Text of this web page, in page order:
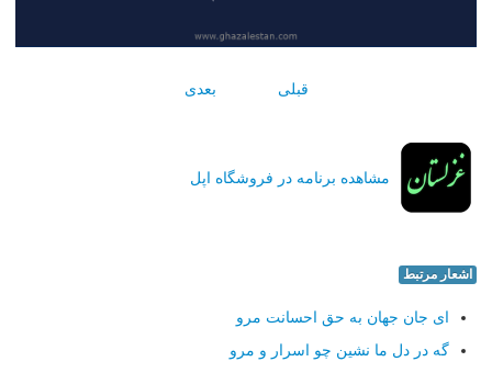
قبلی بعدی
مشاهده برنامه در فروشگاه اپل
اشعار مرتبط
ای جان جهان به حق احسانت مرو
گه در دل ما نشین چو اسرار و مرو